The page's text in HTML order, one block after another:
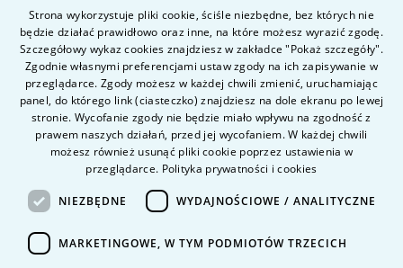
Student
Nauka i badania
Intranet
Pytania i odpowiedzi
Kontakt
Kariera na uczelni
Dane Osobowe
POLISH
ENGLISH
Strona wykorzystuje pliki cookie, ściśle niezbędne, bez których nie
będzie działać prawidłowo oraz inne, na które możesz wyrazić zgodę.
Szczegółowy wykaz cookies znajdziesz w zakładce "Pokaż szczegóły".
Zgodnie własnymi preferencjami ustaw zgody na ich zapisywanie w
przeglądarce. Zgody możesz w każdej chwili zmienić, uruchamiając
panel, do którego link (ciasteczko) znajdziesz na dole ekranu po lewej
stronie. Wycofanie zgody nie będzie miało wpływu na zgodność z
prawem naszych działań, przed jej wycofaniem. W każdej chwili
możesz również usunąć pliki cookie poprzez ustawienia w
przeglądarce. Polityka prywatności i cookies
NIEZBĘDNE WYDAJNOŚCIOWE / ANALITYCZNE
MARKETINGOWE, W TYM PODMIOTÓW TRZECICH